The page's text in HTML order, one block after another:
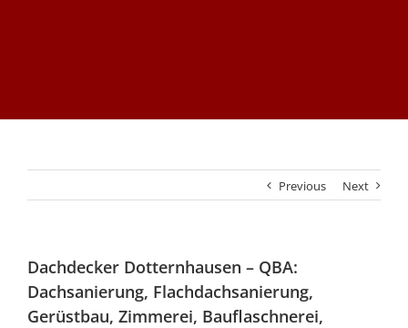
Previous Next
Dachdecker Dotternhausen – QBA:
Dachsanierung, Flachdachsanierung,
Gerüstbau, Zimmerei, Bauflaschnerei,